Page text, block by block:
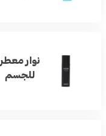
نوار معطر
للجسم